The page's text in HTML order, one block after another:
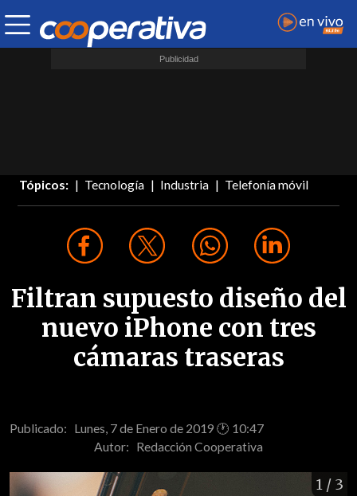
Tópicos: Tecnología Industria Telefonía móvil
Filtran supuesto diseño del
nuevo iPhone con tres
cámaras traseras
Publicado: Lunes, 7 de Enero de 2019 🕐 10:47
Autor: Redacción Cooperativa
1 / 3